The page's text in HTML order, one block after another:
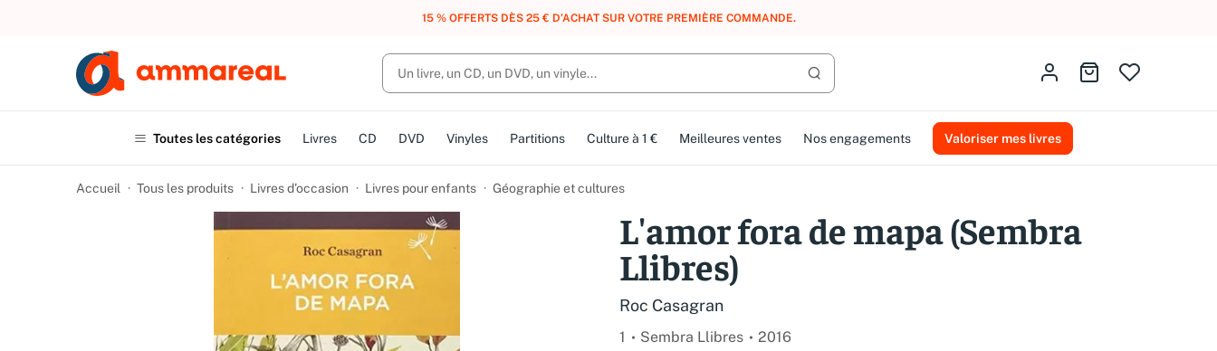
UN ACHAT, DES POINTS, DES RÉCOMPENSES :REJOIGNEZ GRATUITEMENT LE CLUB AMMAREAL.
Lancer la recherche
Identifiez-vousAller au panier
Toutes les catégories Livres CD DVD Vinyles Partitions Culture à 1 € Meilleures ventes Nos engagements Valoriser mes livres
Accueil Tous les produits Livres d’occasion Livres pour enfants Géographie et cultures
L'amor fora de mapa (Sembra
Llibres)
Roc Casagran
1 Sembra Llibres 2016